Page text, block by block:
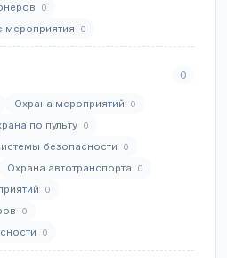
0
мероприятия 0
0
Охрана мероприятий 0
по пульту 0
безопасности 0
Охрана автотранспорта 0
0
0
0